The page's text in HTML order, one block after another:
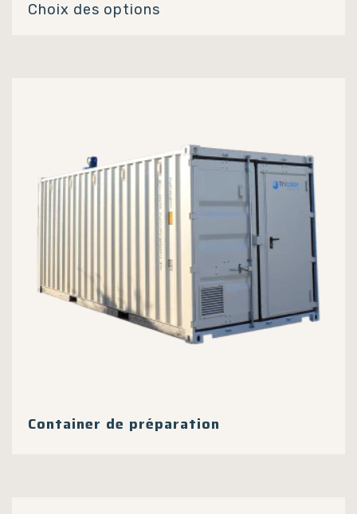
Choix des options
être
choisies
sur
la
page
du
produit
Container de préparation